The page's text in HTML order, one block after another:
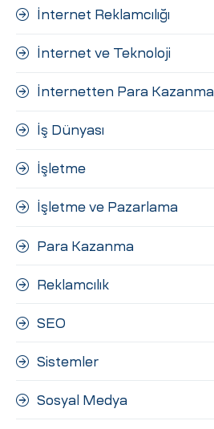
İnternet Reklamcılığı
İnternet ve Teknoloji
İnternetten Para Kazanma
İş Dünyası
İşletme
İşletme ve Pazarlama
Para Kazanma
Reklamcılık
SEO
Sistemler
Sosyal Medya